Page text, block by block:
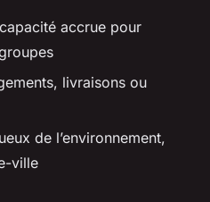
accrue pour
livraisons ou
de l’environnement,
ville